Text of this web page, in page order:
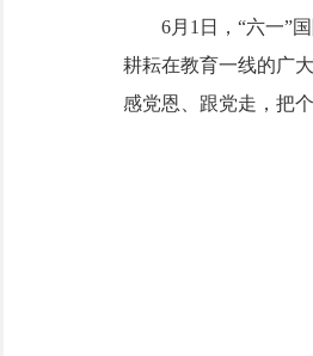
6月1日，“六一”国
耕耘在教育一线的广
感党恩、跟党走，把